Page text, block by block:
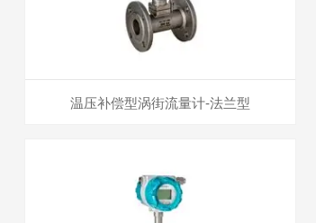
温压补偿型涡街流量计-法兰型